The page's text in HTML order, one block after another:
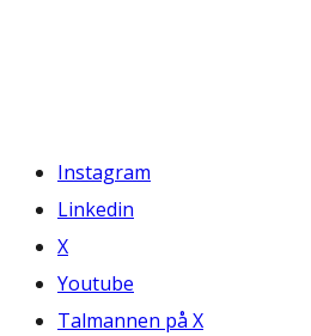
Instagram
Linkedin
X
Youtube
Talmannen på X